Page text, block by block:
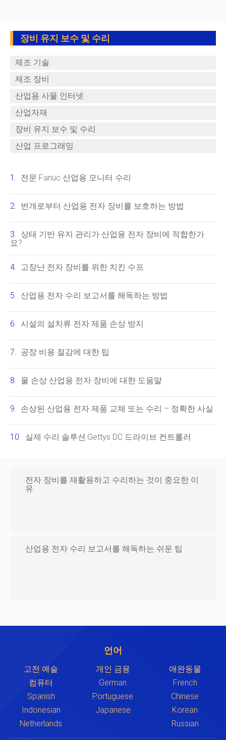
장비 유지 보수 및 수리
제조 기술
제조 장비
산업용 사물 인터넷
산업자재
장비 유지 보수 및 수리
산업 프로그래밍
전문 Fanuc 산업용 모니터 수리
번개로부터 산업용 전자 장비를 보호하는 방법
상태 기반 유지 관리가 산업용 전자 장비에 적합한가
요?
고장난 전자 장비를 위한 치킨 수프
산업용 전자 수리 보고서를 해독하는 방법
시설의 설치류 전자 제품 손상 방지
공장 비용 절감에 대한 팁
물 손상 산업용 전자 장비에 대한 도움말
손상된 산업용 전자 제품 교체 또는 수리 – 정확한 사실
실제 수리 솔루션:Gettys DC 드라이브 컨트롤러
전자 장비를 재활용하고 수리하는 것이 중요한 이
유
산업용 전자 수리 보고서를 해독하는 쉬운 팁
언어
고전 예술 개인 금융
애완동물
컴퓨터
German
French
Spanish
Portuguese
Chinese
Indonesian
Japanese
Korean
Netherlands
Russian